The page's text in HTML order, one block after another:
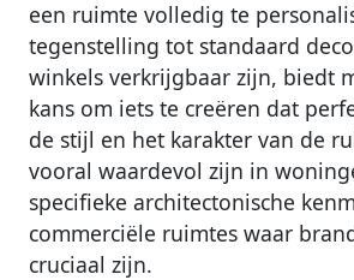
een ruimte volledig te
tegenstelling tot standaard
winkels verkrijgbaar zijn, biedt
kans om iets te creëren dat
de stijl en het karakter van de
vooral waardevol zijn in
specifieke architectonische
commerciële ruimtes waar
cruciaal zijn.